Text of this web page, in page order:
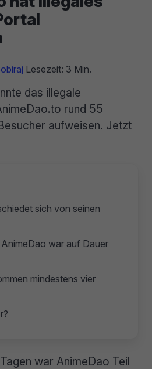
Lesezeit: 3 Min.
das illegale
rund 55
aufweisen. Jetzt
sich von seinen
war auf Dauer
mindestens vier
war AnimeDao Teil